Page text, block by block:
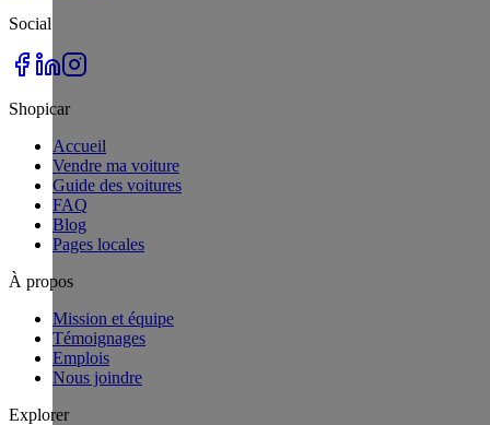
Social
Shopicar
Accueil
Vendre ma voiture
Guide des voitures
FAQ
Blog
Pages locales
À propos
Mission et équipe
Témoignages
Emplois
Nous joindre
Explorer